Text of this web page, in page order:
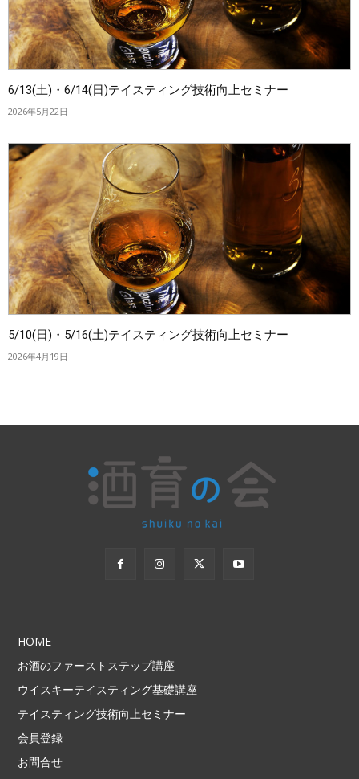
6/13(土)・6/14(日)テイスティング技術向上セミナー
2026年5月22日
5/10(日)・5/16(土)テイスティング技術向上セミナー
2026年4月19日
HOME
お酒のファーストステップ講座
ウイスキーテイスティング基礎講座
テイスティング技術向上セミナー
会員登録
お問合せ